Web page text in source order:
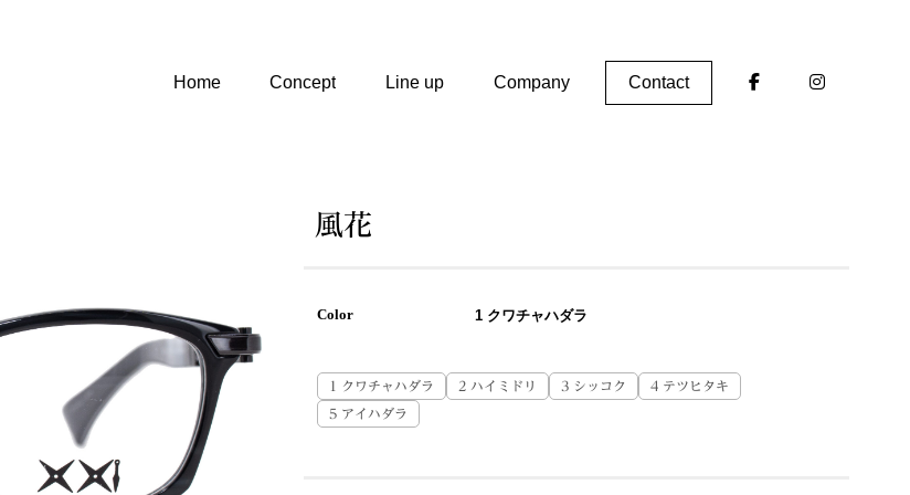
Home Concept Line up Company Contact
風花
Color 1 クワチャハダラ
1 クワチャハダラ 2 ハイミドリ 3 シッコク 4 テツヒタキ
5 アイハダラ